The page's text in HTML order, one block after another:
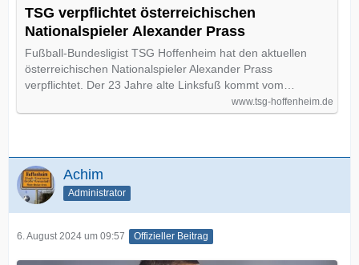
TSG verpflichtet österreichischen
Nationalspieler Alexander Prass
Fußball-Bundesligist TSG Hoffenheim hat den aktuellen
österreichischen Nationalspieler Alexander Prass
verpflichtet. Der 23 Jahre alte Linksfuß kommt vom…
www.tsg-hoffenheim.de
Achim
Administrator
6. August 2024 um 09:57 Offizieller Beitrag